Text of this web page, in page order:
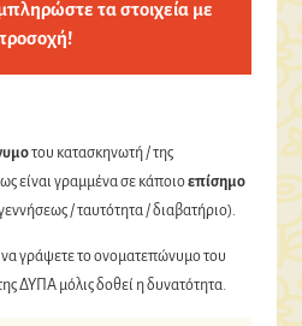
τα στοιχεία με
του κατασκηνωτή / της
είναι γραμμένα σε κάποιοεπίσημο
/ ταυτότητα / διαβατήριο).
γράψετε το ονοματεπώνυμο του
ΔΥΠΑ μόλις δοθεί η δυνατότητα.